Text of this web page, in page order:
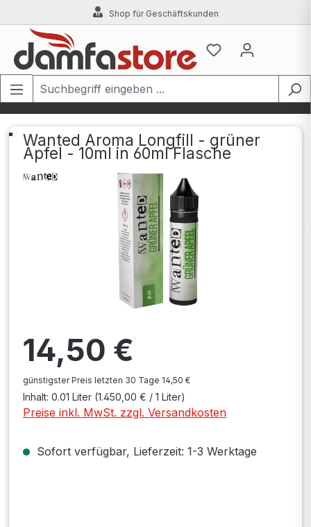
Zum Hauptinhalt springenShop für Geschäftskunden
Wanted Aroma Longfill - grüner
Apfel - 10ml in 60ml Flasche
Bildergalerie überspringen
14,50 €
günstigster Preis letzten 30 Tage 14,50 €
Inhalt: 0.01 Liter (1.450,00 € / 1 Liter)
Preise inkl. MwSt. zzgl. Versandkosten
Sofort verfügbar, Lieferzeit: 1-3 Werktage